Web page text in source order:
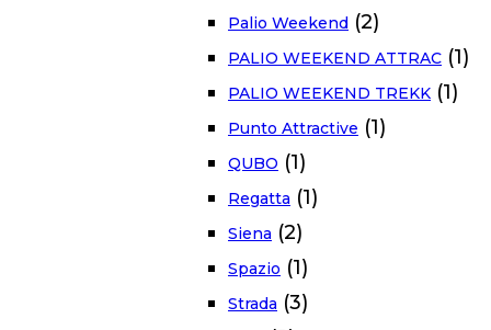
Palio Weekend (2)
PALIO WEEKEND ATTRAC (1)
PALIO WEEKEND TREKK (1)
Punto Attractive (1)
QUBO (1)
Regatta (1)
Siena (2)
Spazio (1)
Strada (3)